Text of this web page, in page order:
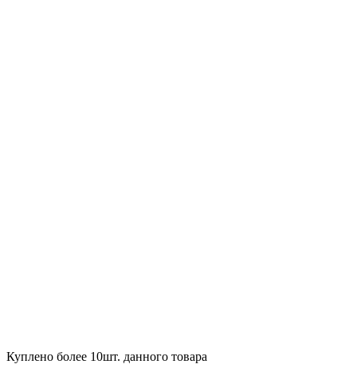
Куплено более 10шт. данного товара